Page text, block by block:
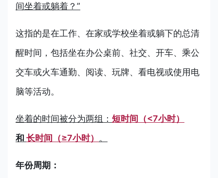
间坐着或躺着？”
这指的是在工作、在家或学校坐着或躺下的总清
醒时间，包括坐在办公桌前、社交、开车、乘公
交车或火车通勤、阅读、玩牌、看电视或使用电
脑等活动。
坐着的时间被分为两组： 短时间（<7小时）
和 长时间（≥7小时） 。
年份周期：